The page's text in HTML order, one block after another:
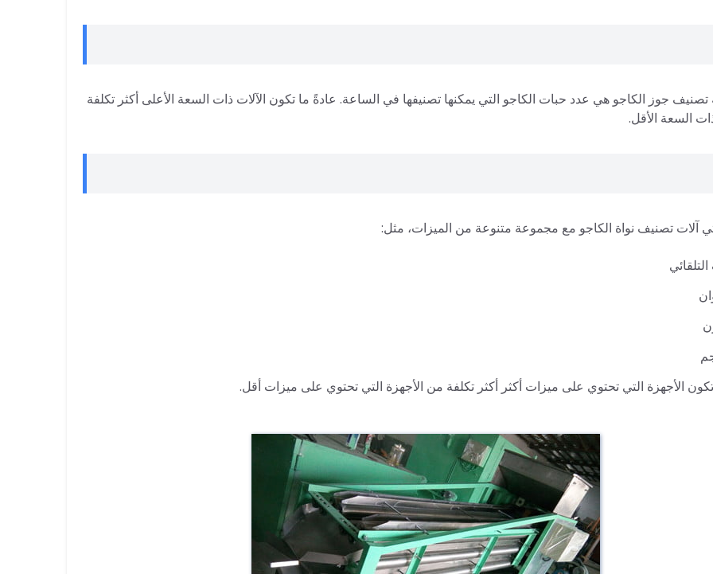
جوز الكاجو هي عدد حبات الكاجو التي يمكنها تصنيفها في الساعة. عادةً ما تكون الآلات ذات السعة الأعلى أكثر تكلفة
السعة الأقل.
آلات تصنيف نواة الكاجو مع مجموعة متنوعة من الميزات، مثل:
الأجهزة التي تحتوي على ميزات أكثر أكثر تكلفة من الأجهزة التي تحتوي على ميزات أقل.